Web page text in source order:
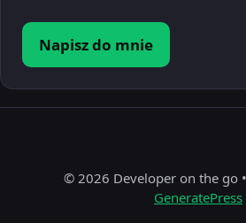
Napisz do mnie
© 2026 Developer on the go
GeneratePress